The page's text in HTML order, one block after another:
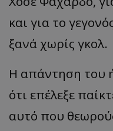
και για το
ξανά χωρίς γκολ.
Η απάντηση του
ότι επέλεξε
αυτό που